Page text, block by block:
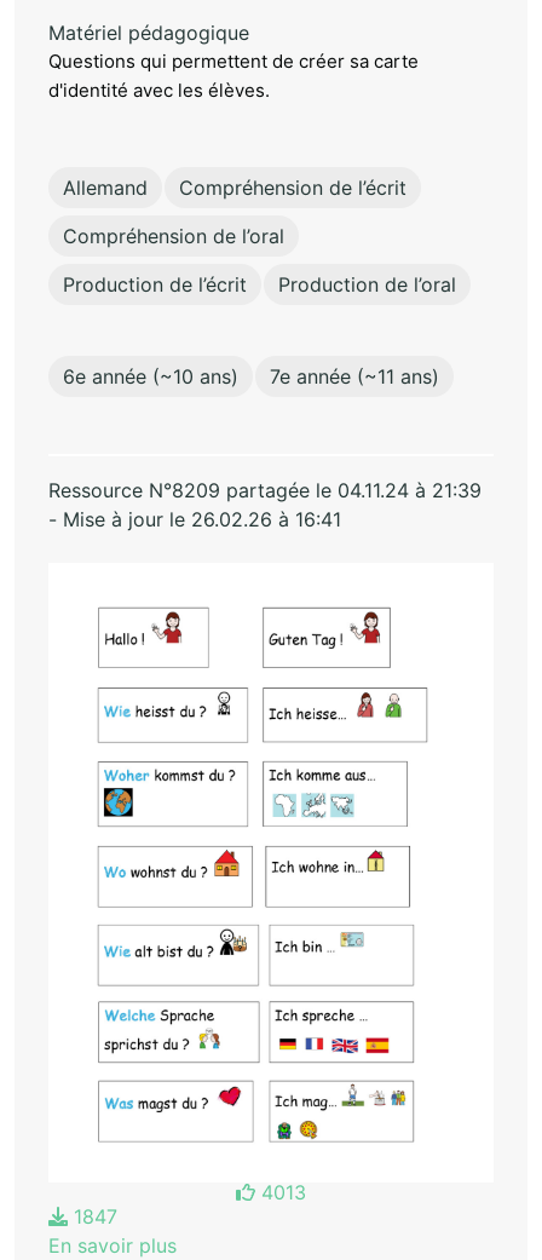
Matériel pédagogique
Questions qui permettent de créer sa carte
d'identité avec les élèves.
Allemand
Compréhension de l’écrit
Compréhension de l’oral
Production de l’écrit
Production de l’oral
6e année (~10 ans) 7e année (~11 ans)
Ressource N°8209 partagée le 04.11.24 à 21:39
- Mise à jour le 26.02.26 à 16:41
4013
1847
En savoir plus